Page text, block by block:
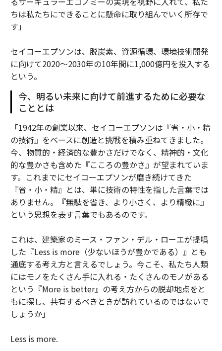
ちは私たちにできることに懸命に取り組んでいく所存で
す」
セイコーエプソンは、脱炭素、資源循環、環境技術開発
に向けて2020〜2030年の10年間に1,000億円を投入する
という。
今、明るい未来に向けて前進するために必要な
こととは
「1942年の創業以来、セイコーエプソンは『省・小・精
の技術』をベースに創造と挑戦を積み重ねてきました。
今、物質的・経済的な豊かさだけでなく、精神的・文化
的な豊かさも含めた『こころの豊かさ』が望まれていま
す。これまでにセイコーエプソンが磨き続けてきた
『省・小・精』とは、単に技術の特性を指した言葉では
ありません。『無駄を省き、より小さく、より精緻に』
という思想を表す言葉でもあるのです。
これは、建築家のミース・ファン・デル・ローエが提唱
した『Less is more（少ないほうが豊かである）』とも
通底する考え方と言えるでしょう。今こそ、私たち人類
にはモノをたくさん手に入れる・たくさんのモノがある
という『More is better』の考え方からの脱却地点をと
もに探し、共有するべきときが訪れているのではないで
しょうか」
Less is more.